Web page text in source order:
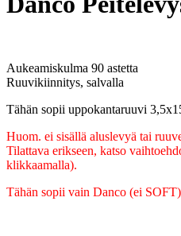
Aukeamiskulma 90 astetta
Ruuvikiinnitys, salvalla
Tähän sopii uppokantaruuvi
Huom. ei sisällä aluslevyä tai
Tilattava erikseen, katso
klikkaamalla).
Tähän sopii vain Danco (ei